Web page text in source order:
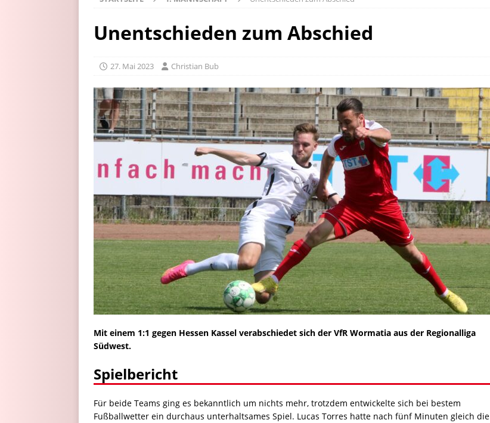
Unentschieden zum Abschied
27. Mai 2023 Christian Bub
Mit einem 1:1 gegen Hessen Kassel verabschiedet sich der VfR Wormatia aus der Regionalliga
Südwest.
Spielbericht
Für beide Teams ging es bekanntlich um nichts mehr, trotzdem entwickelte sich bei bestem
Fußballwetter ein durchaus unterhaltsames Spiel. Lucas Torres hatte nach fünf Minuten gleich die